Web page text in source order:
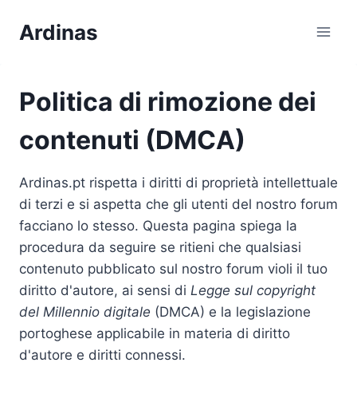
Ardinas
Politica di rimozione dei
contenuti (DMCA)
Ardinas.pt rispetta i diritti di proprietà intellettuale
di terzi e si aspetta che gli utenti del nostro forum
facciano lo stesso. Questa pagina spiega la
procedura da seguire se ritieni che qualsiasi
contenuto pubblicato sul nostro forum violi il tuo
diritto d'autore, ai sensi di Legge sul copyright
del Millennio digitale (DMCA) e la legislazione
portoghese applicabile in materia di diritto
d'autore e diritti connessi.